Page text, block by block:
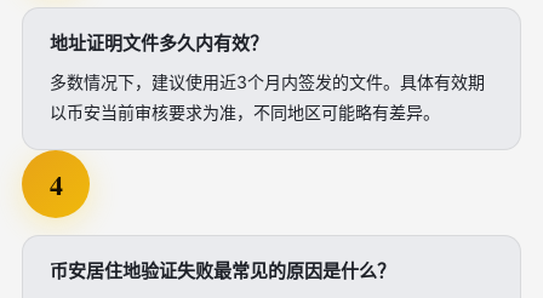
地址证明文件多久内有效？
多数情况下，建议使用近3个月内签发的文件。具体有效期
以币安当前审核要求为准，不同地区可能略有差异。
4
币安居住地验证失败最常见的原因是什么？